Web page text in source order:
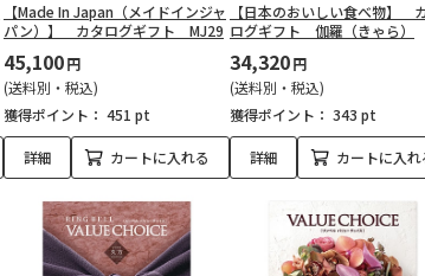
【Made In Japan（メイドインジャ
パン）】 カタログギフト MJ29
45,100円
(送料別・税込)
獲得ポイント： 451 pt
詳細 カートに入れる
【日本のおいしい食べ物】
ログギフト 伽羅（きゃら）
34,320円
(送料別・税込)
獲得ポイント： 343 pt
詳細 カートに入れ